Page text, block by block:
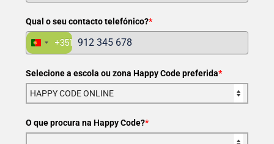
Qual o seu contacto telefónico?*
Portugal
+351
Selecione a escola ou zona Happy Code preferida*
O que procura na Happy Code?*